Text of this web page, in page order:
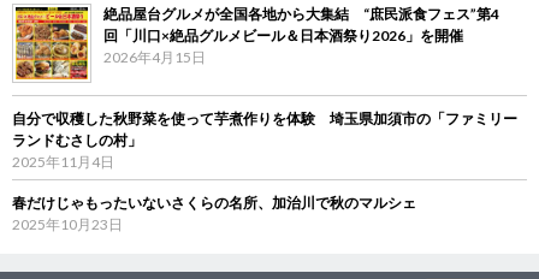
絶品屋台グルメが全国各地から大集結 “庶民派食フェス”第4
回「川口×絶品グルメビール＆日本酒祭り2026」を開催
2026年4月15日
自分で収穫した秋野菜を使って芋煮作りを体験 埼玉県加須市の「ファミリー
ランドむさしの村」
2025年11月4日
春だけじゃもったいないさくらの名所、加治川で秋のマルシェ
2025年10月23日